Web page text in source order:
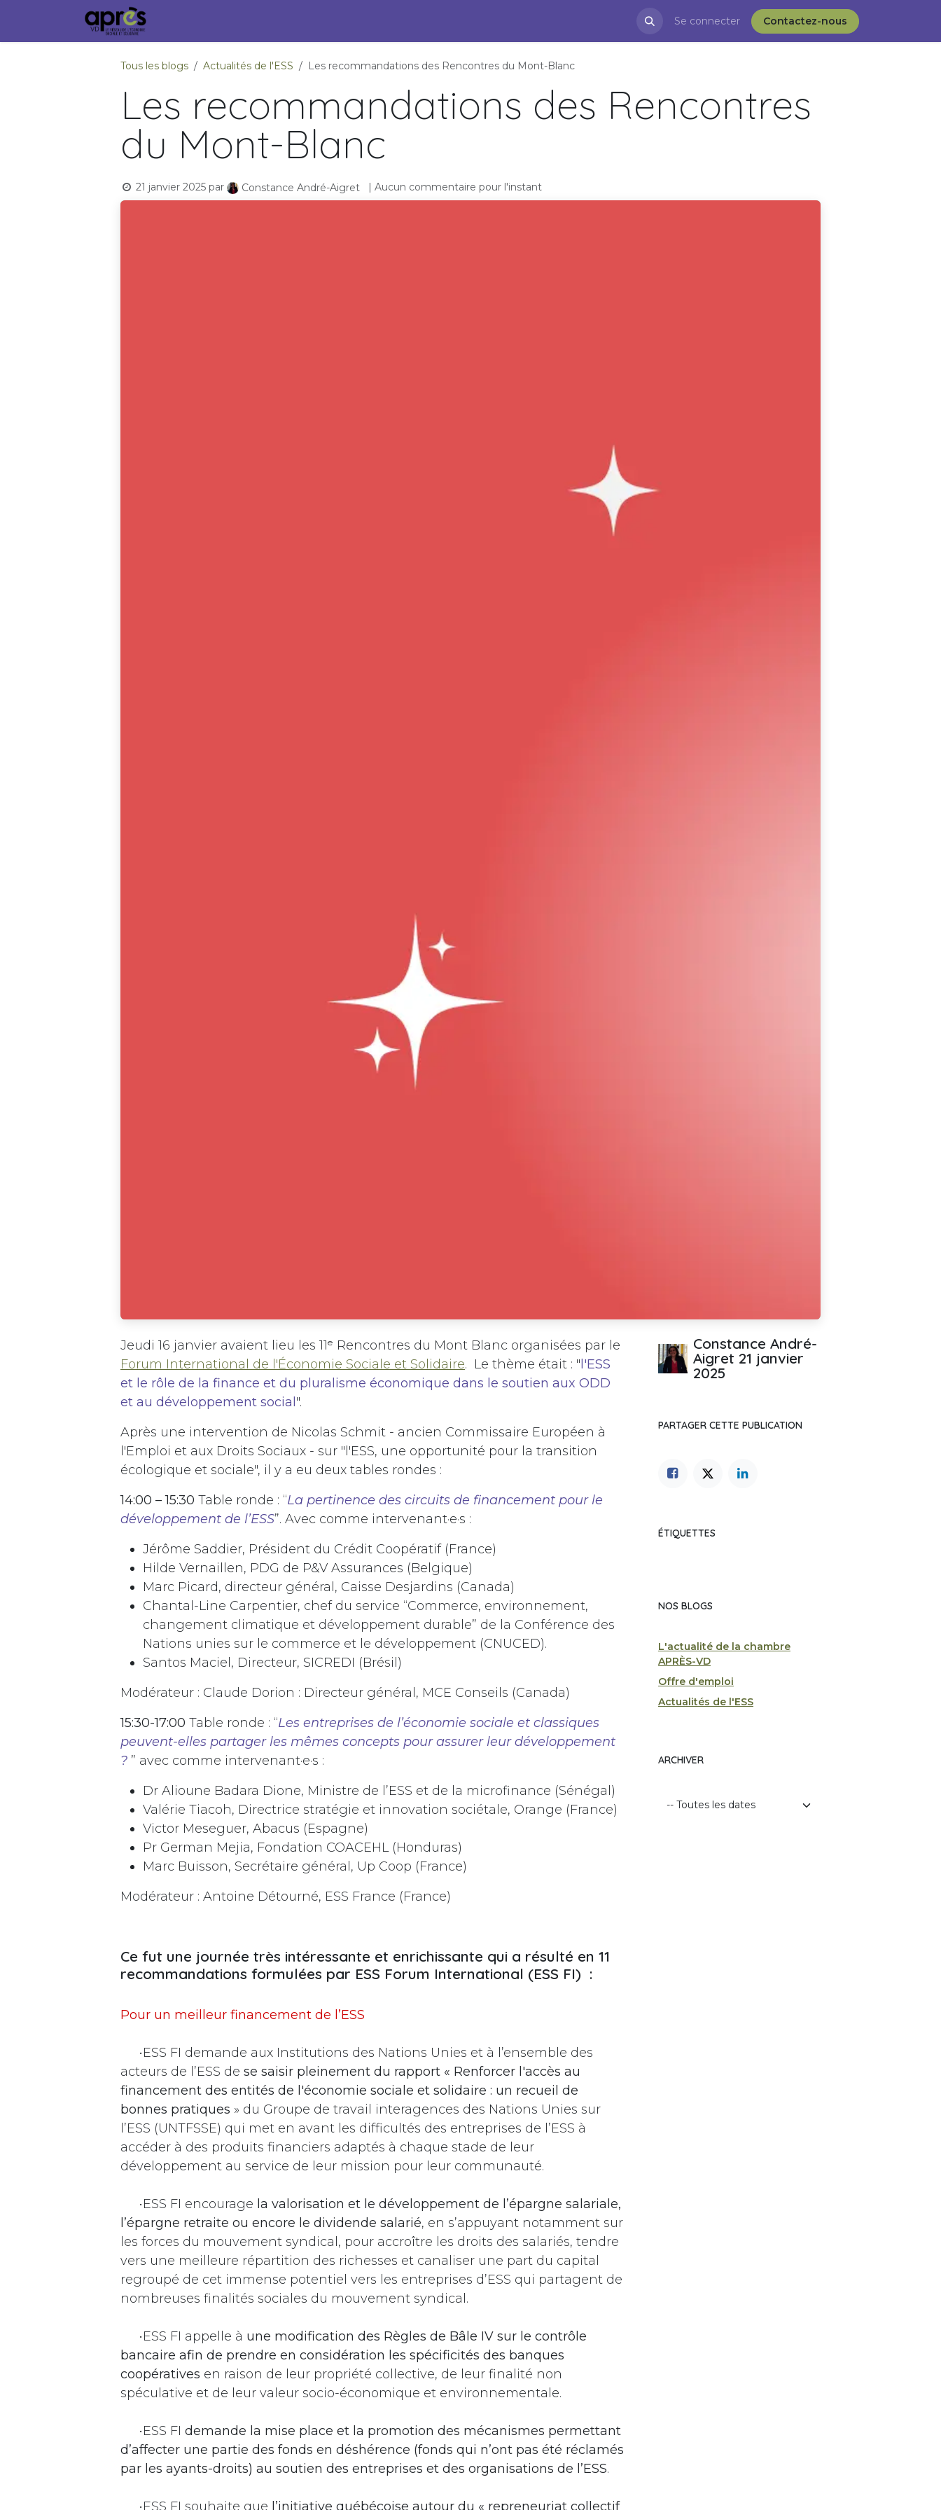
Prestations Blog APRÈS-VD et l'ESS
Se connecter Contactez-nous
Tous les blogs Actualités de l'ESS Les recommandations des Rencontres du Mont-Blanc
Les recommandations des Rencontres
du Mont-Blanc
21 janvier 2025 par Constance André-Aigret | Aucun commentaire pour l'instant
Jeudi 16 janvier avaient lieu les 11ᵉ Rencontres du Mont Blanc organisées par le
Forum International de l'Économie Sociale et Solidaire. Le thème était : " l'ESS
et le rôle de la finance et du pluralisme économique dans le soutien aux ODD
et au développement social ".
Après une intervention de Nicolas Schmit - ancien Commissaire Européen à
l'Emploi et aux Droits Sociaux - sur "l'ESS, une opportunité pour la transition
écologique et sociale", il y a eu deux tables rondes :
14:00 – 15:30 Table ronde : “La pertinence des circuits de financement pour le
développement de l’ESS”. Avec comme intervenant·e·s :
Jérôme Saddier, Président du Crédit Coopératif (France)
Hilde Vernaillen, PDG de P&V Assurances (Belgique)
Marc Picard, directeur général, Caisse Desjardins (Canada)
Chantal-Line Carpentier, chef du service “Commerce, environnement,
changement climatique et développement durable” de la Conférence des
Nations unies sur le commerce et le développement (CNUCED).
Santos Maciel, Directeur, SICREDI (Brésil)
Modérateur : Claude Dorion : Directeur général, MCE Conseils (Canada)
15:30-17:00 Table ronde : “Les entreprises de l’économie sociale et classiques
peuvent-elles partager les mêmes concepts pour assurer leur développement
? ” avec comme intervenant·e·s :
Dr Alioune Badara Dione, Ministre de l’ESS et de la microfinance (Sénégal)
Valérie Tiacoh, Directrice stratégie et innovation sociétale, Orange (France)
Victor Meseguer, Abacus (Espagne)
Pr German Mejia, Fondation COACEHL (Honduras)
Marc Buisson, Secrétaire général, Up Coop (France)
Modérateur : Antoine Détourné, ESS France (France)
Ce fut une journée très intéressante et enrichissante qui a résulté en 11
recommandations formulées par ESS Forum International (ESS FI) :
Pour un meilleur financement de l’ESS
​•ESS FI demande aux Institutions des Nations Unies et à l’ensemble des
acteurs de l’ESS de se saisir pleinement du rapport « Renforcer l'accès au
financement des entités de l'économie sociale et solidaire : un recueil de
bonnes pratiques » du Groupe de travail interagences des Nations Unies sur
l’ESS (UNTFSSE) qui met en avant les difficultés des entreprises de l’ESS à
accéder à des produits financiers adaptés à chaque stade de leur
développement au service de leur mission pour leur communauté.
​•ESS FI encourage la valorisation et le développement de l’épargne salariale,
l’épargne retraite ou encore le dividende salarié, en s’appuyant notamment sur
les forces du mouvement syndical, pour accroître les droits des salariés, tendre
vers une meilleure répartition des richesses et canaliser une part du capital
regroupé de cet immense potentiel vers les entreprises d’ESS qui partagent de
nombreuses finalités sociales du mouvement syndical.
​•ESS FI appelle à une modification des Règles de Bâle IV sur le contrôle
bancaire afin de prendre en considération les spécificités des banques
coopératives en raison de leur propriété collective, de leur finalité non
spéculative et de leur valeur socio-économique et environnementale.
​•ESS FI demande la mise place et la promotion des mécanismes permettant
d’affecter une partie des fonds en déshérence (fonds qui n’ont pas été réclamés
par les ayants-droits) au soutien des entreprises et des organisations de l’ESS.
​•ESS FI souhaite que l’initiative québécoise autour du « repreneuriat collectif
Constance André-
Aigret 21 janvier
2025
PARTAGER CETTE PUBLICATION
ÉTIQUETTES
NOS BLOGS
L'actualité de la chambre
APRÈS-VD
Offre d'emploi
Actualités de l'ESS
ARCHIVER